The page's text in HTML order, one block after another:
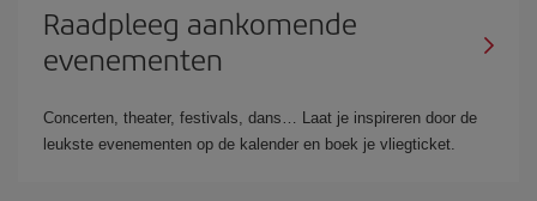
Raadpleeg aankomende
evenementen
Concerten, theater, festivals, dans… Laat je inspireren door de
leukste evenementen op de kalender en boek je vliegticket.